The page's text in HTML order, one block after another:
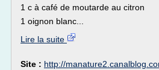
1 c à café de moutarde au citron
1 oignon blanc...
Lire la suite
Site : http://